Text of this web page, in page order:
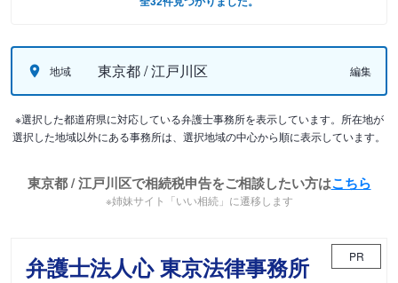
地域 東京都 / 江戸川区 編集
※選択した都道府県に対応している弁護士事務所を表示しています。所在地が
選択した地域以外にある事務所は、選択地域の中心から順に表示しています。
東京都 / 江戸川区で相続税申告をご相談したい方はこちら
※姉妹サイト「いい相続」に遷移します
弁護士法人心 東京法律事務所 PR